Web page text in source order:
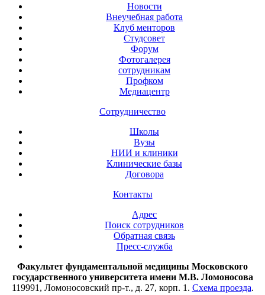
Новости
Внеучебная работа
Клуб менторов
Студсовет
Форум
Фотогалерея
сотрудникам
Профком
Медиацентр
Сотрудничество
Школы
Вузы
НИИ и клиники
Клинические базы
Договора
Контакты
Адрес
Поиск сотрудников
Обратная связь
Пресс-служба
Факультет фундаментальной медицины Московского
государственного университета имени М.В. Ломоносова
119991, Ломоносовский пр-т., д. 27, корп. 1. Схема проезда.